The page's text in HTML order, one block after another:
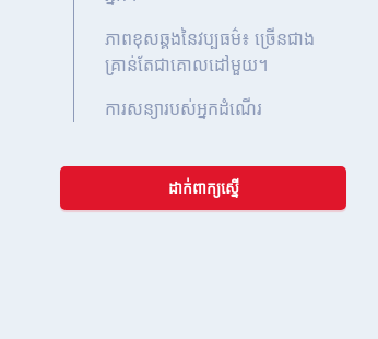
ភាពខុសឆ្គងនៃវប្បធម៌៖ ច្រើនជាង
គ្រាន់តែជាគោលដៅមួយ។
ការសន្យារបស់អ្នកដំណើរ
ដាក់ពាក្យស្នើ